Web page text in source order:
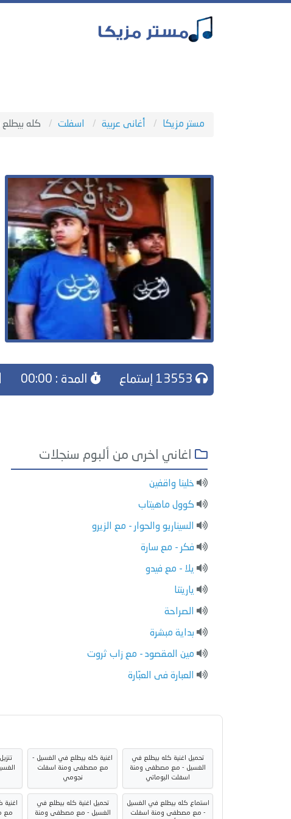
مستر مزيكا أغانى عربية اسفلت كله
المدة : 00:00
اغاني اخرى من ألبوم سنجلات
خلينا واقفين
كوول ماهيتاب
السيناريو والحوار - مع الزيرو
فكر - مع سارة
يلا - مع فيدو
ياريتنا
الصراحة
بداية مبشرة
مين المقصود - مع زاب ثروت
العبارة فى العبّارة
تحميل اغنية كله بيطلع في
الغسيل - مع مصطفى ومنة
اسفلت البوماتي
اغنية كله بيطلع في الغسيل -
مع مصطفى ومنة اسفلت
نجومي
استماع كله بيطلع في الغسيل
- مع مصطفى ومنة اسفلت
تحميل اغنية كله بيطلع في
الغسيل - مع مصطفى ومنة
مع